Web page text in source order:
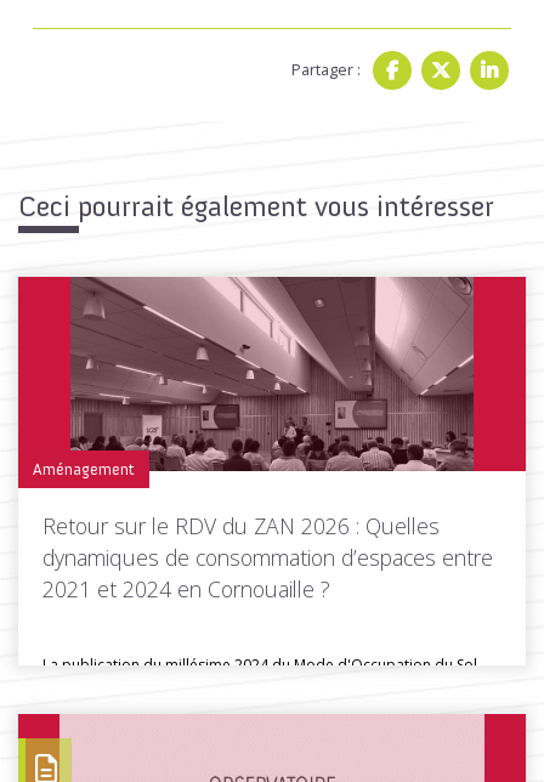
Partager :
Ceci pourrait également vous intéresser
Aménagement
Retour sur le RDV du ZAN 2026 : Quelles
dynamiques de consommation d’espaces entre
2021 et 2024 en Cornouaille ?
La publication du millésime 2024 du Mode d'Occupation du Sol